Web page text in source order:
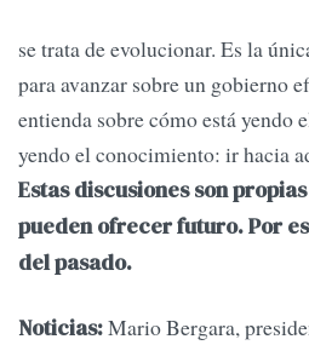
se trata de evolucionar. Es la
para avanzar sobre un gobierno
entienda sobre cómo está yendo
yendo el conocimiento: ir hacia
Estas discusiones son
pueden ofrecer futuro. Por
del pasado.
Noticias:Mario Bergara,